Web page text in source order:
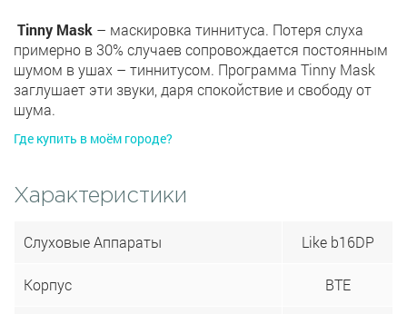
Tinny Mask – маскировка тиннитуса. Потеря слуха
примерно в 30% случаев сопровождается постоянным
шумом в ушах – тиннитусом. Программа Tinny Mask
заглушает эти звуки, даря спокойствие и свободу от
шума.
Где купить в моём городе?
Характеристики
Слуховые Аппараты Like b16DP
Корпус BTE